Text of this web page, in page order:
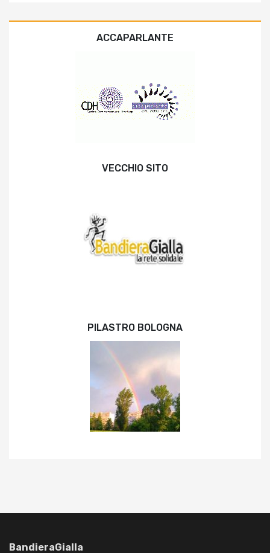
ACCAPARLANTE
VECCHIO SITO
PILASTRO BOLOGNA
BandieraGialla